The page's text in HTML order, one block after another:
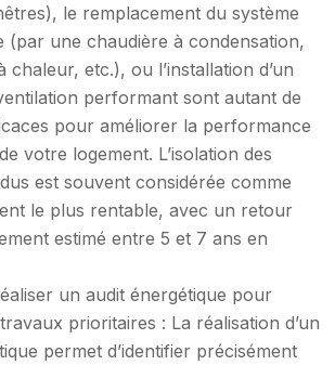
le remplacement du système
(par une chaudière à condensation,
chaleur, etc.), ou l’installation d’un
performant sont autant de
pour améliorer la performance
votre logement. L’isolation des
est souvent considérée comme
le plus rentable, avec un retour
estimé entre 5 et 7 ans en
un audit énergétique pour
prioritaires : La réalisation d’un
permet d’identifier précisément